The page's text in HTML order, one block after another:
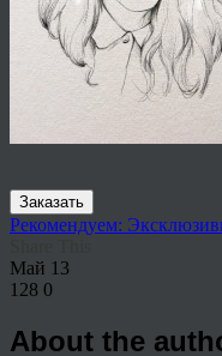
Заказать
Рекомендуем:
Май 13
128 0
About the